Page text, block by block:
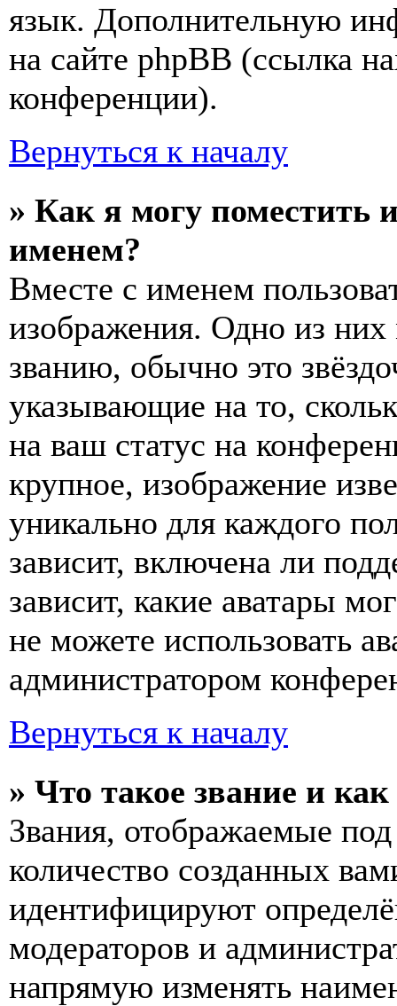
язык. Дополнительную
на сайте phpBB (ссылка
конференции).
Вернуться к началу
» Как я могу поместить
именем?
Вместе с именем
изображения. Одно из
званию, обычно это
указывающие на то,
на ваш статус на
крупное, изображение
уникально для каждого
зависит, включена ли
зависит, какие аватары
не можете использовать
администратором
Вернуться к началу
» Что такое звание и
Звания, отображаемые
количество созданных
идентифицируют
модераторов и
напрямую изменять